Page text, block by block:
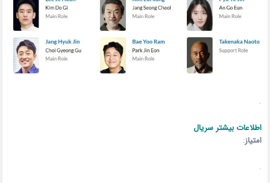
.
اطلاعات بیشتر سریال
امتیاز:
.